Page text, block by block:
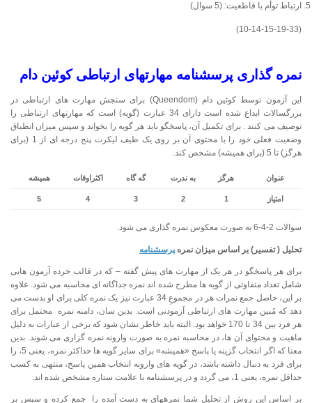
ارتباط توأم با قاطعیت: (5 سوال)
(10-14-15-19-33)
نمره گذاری پرسشنامه مهارتهای ارتباطی کوئین دام
این آزمون توسط کوئین دام (Queendom) برای سنجش مهارت های ارتباطی در
بزرگسالات ابداع شده است دارای 34 عبارت (گویه) است که مهارتهای ارتباطی را
توصیف می کنند . برای تکمیل آن، پاسخگو باید هر گویه را بخواند و سپس میزان انطباق
وضعیت فعلی خود را با محتوی آن بر روی یک طیف لیکرت پنج درجه ای از 1 (برای
هرگز) تا 5 (برای همیشه) مشخص کند.
عنوان هرگز به ندرت گه گاه اکثراوقات همیشه
امتیاز 1
2
3
4
5
سوالات 2-4-6 به صورت معکوس نمره گذاری می شود.
تحلیل ( تفسیر) بر اساس میزان نمره پرسشنامه
برای هر پاسخگو در هر یک از مهارت های پیش گفته – که در قالب خرده آزمون هایی
شامل تعداد متفاوتی از گویه ها مطرح شده اند نمره جداگانه ای محاسبه می شود. علاوه
بر این، حاصل جمع نمرات هر در مجموعِ 34 عبارت نیز یک نمره کلی برای او بدست می
دهد که مُبین مهارت های ارتباطی آزمودنی است. بدین سان، دامنه نمره محتمل برای
هر فرد بین 34 تا 170 خواهد بود. البته باید خاطر نشان شود که برخی از عبارات به دلیل
ماهیت و محتوای آن ها، در محاسبه نمره به صورت وارونه نمره گزاری می شوند. بدین
معنا که اگر انتخاب گزینه یا پاسخ «همیشه» برای سایر گویه ها حداکثر نمره، یعنی 5، را
برای فرد به دنبال داشته باشد، در گویه های وارونه انتخاب همین پاسخ، منتهی به کسب
حداقل نمره، یعنی 1، می گردد و در پرسشنامه با علامت ستاره مشخص شده اند.
بر اساس این روش از تحلیل شما نمره­های به دست آمده را جمع کرده و سپس بر